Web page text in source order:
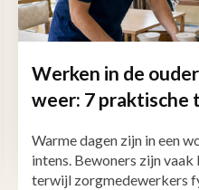
Werken in de
weer: 7 praktische
Warme dagen zijn in een
intens. Bewoners zijn
terwijl zorgmedewerkers